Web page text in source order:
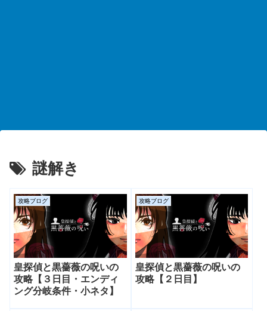
謎解き
攻略ブログ
皇探偵と黒薔薇の呪いの
攻略【３日目・エンディ
ング分岐条件・小ネタ】
攻略ブログ
皇探偵と黒薔薇の呪いの
攻略【２日目】